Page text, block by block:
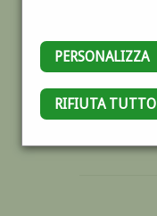
PERSONALIZZA
RIFIUTA TUTTO